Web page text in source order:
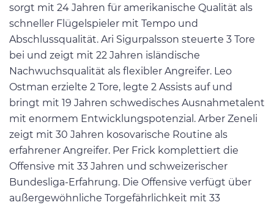
sorgt mit 24 Jahren für amerikanische Qualität als
schneller Flügelspieler mit Tempo und
Abschlussqualität. Ari Sigurpalsson steuerte 3 Tore
bei und zeigt mit 22 Jahren isländische
Nachwuchsqualität als flexibler Angreifer. Leo
Ostman erzielte 2 Tore, legte 2 Assists auf und
bringt mit 19 Jahren schwedisches Ausnahmetalent
mit enormem Entwicklungspotenzial. Arber Zeneli
zeigt mit 30 Jahren kosovarische Routine als
erfahrener Angreifer. Per Frick komplettiert die
Offensive mit 33 Jahren und schweizerischer
Bundesliga-Erfahrung. Die Offensive verfügt über
außergewöhnliche Torgefährlichkeit mit 33